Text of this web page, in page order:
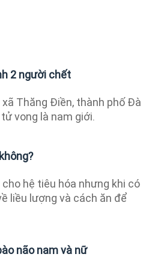
2 người chết
Thăng Điền, thành phố Đà
vong là nam giới.
hệ tiêu hóa nhưng khi có
liều lượng và cách ăn để
não nam và nữ